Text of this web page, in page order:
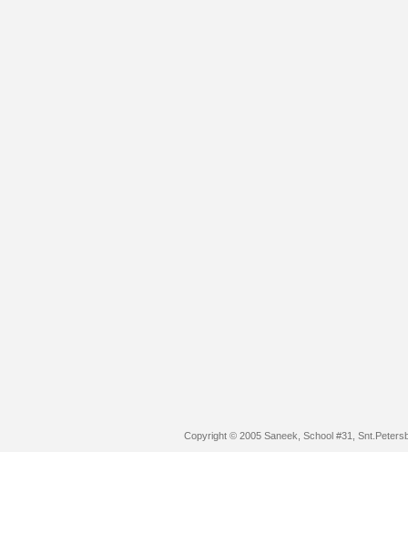
Copyright © 2005 Saneek, School #31,